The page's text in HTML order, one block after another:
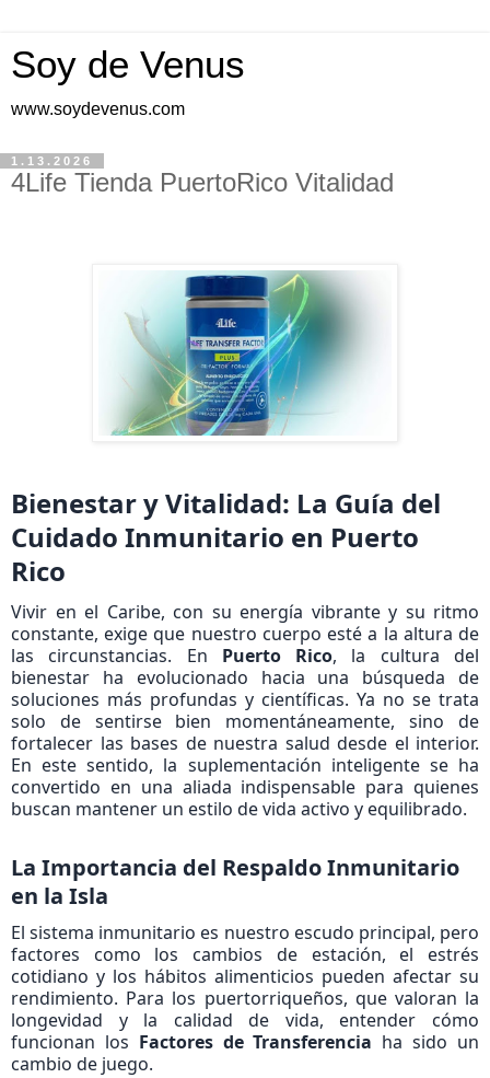
Soy de Venus
www.soydevenus.com
1.13.2026
4Life Tienda PuertoRico Vitalidad
Bienestar y Vitalidad: La Guía del
Cuidado Inmunitario en Puerto
Rico​
Vivir en el Caribe, con su energía vibrante y su ritmo
constante, exige que nuestro cuerpo esté a la altura de
las circunstancias. En Puerto Rico, la cultura del
bienestar ha evolucionado hacia una búsqueda de
soluciones más profundas y científicas. Ya no se trata
solo de sentirse bien momentáneamente, sino de
fortalecer las bases de nuestra salud desde el interior.
En este sentido, la suplementación inteligente se ha
convertido en una aliada indispensable para quienes
buscan mantener un estilo de vida activo y equilibrado.
La Importancia del Respaldo Inmunitario
en la Isla​
El sistema inmunitario es nuestro escudo principal, pero
factores como los cambios de estación, el estrés
cotidiano y los hábitos alimenticios pueden afectar su
rendimiento. Para los puertorriqueños, que valoran la
longevidad y la calidad de vida, entender cómo
funcionan los Factores de Transferencia ha sido un
cambio de juego.